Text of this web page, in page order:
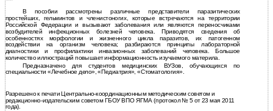
В пособии рассмотрены различные представители паразитических
простейших, гельминтов и членистоногих, которые встречаются на территории
Российской Федерации и вызывают заболевания или являются переносчиками
возбудителей инфекционных болезней человека. Приводятся сведения об
особенностях морфологии и жизненного цикла паразитов, их патогенном
воздействии на организм человека; разбираются принципы лабораторной
диагностики и профилактики инвазионных заболеваний человека. Большое
количество иллюстраций повышает информационность изучаемого материла.
Предназначено для студентов медицинских ВУЗов, обучающихся по
специальности «Лечебное дело», «Педиатрия», «Стоматология».
Разрешено к печати Центрально-координационным методическим советом и
редакционно-издательским советом ГБОУ ВПО ЯГМА (протокол № 5 от 23 мая 2011
года).